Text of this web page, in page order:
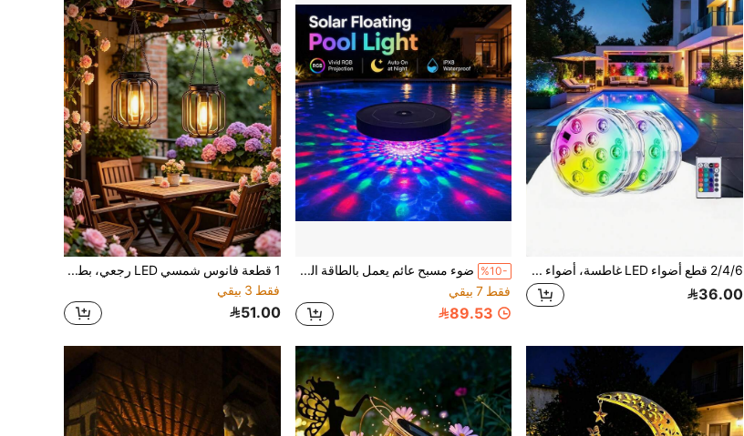
2/4/6 قطع أضواء LED غاطسة، أضواء مسبح تحت الماء مقاومة للماء IP68 مع جهاز تحكم عن بعد، تغيير ألوان RGB 16 لون، مناسبة للمزهريات وأحواض الاستحمام وأحواض الاستحمام الساخنة وحمامات السباحة، ديكور حفلات هالوين والكريسماس والعطلات المنزلية
36.00
%10-
ضوء مسبح عائم يعمل بالطاقة الشمسية RGB متغير الألوان، ضوء LED عائم مقاوم للماء IPX8، ديكور مسبح يعمل بالطاقة الشمسية، مناسب لحمام السباحة والبركة والسبا والحديقة والفناء وديكور الزفاف والحفلات
فقط 7 بيقي
89.53
1 قطعة فانوس شمسي LED رجعي، بطارية قابلة لإعادة الشحن 600 مللي أمبير، إضاءة دافئة، مقاوم للماء، ديكور خارجي للحديقة والشرفة والمنظر الطبيعي، إضاءة للتخييم
فقط 3 بيقي
51.00